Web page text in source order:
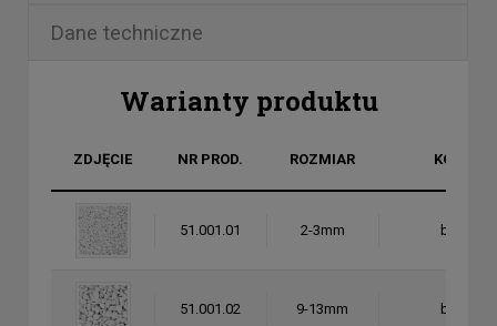
Dane techniczne
Warianty produktu
ZDJĘCIE NR PROD. ROZMIAR KOLOR
51.001.01 2-3mm biały
51.001.02 9-13mm biały